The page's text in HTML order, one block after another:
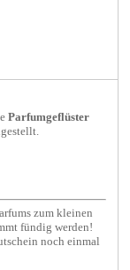
Parfumgeflüster
zum kleinen
fündig werden!
noch einmal